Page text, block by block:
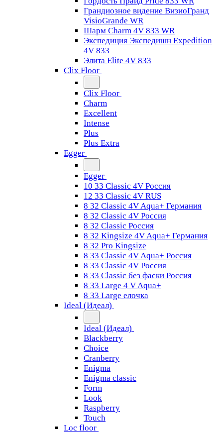
Грандиозное видение ВизиоГранд
VisioGrande WR
Шарм Charm 4V 833 WR
Экспедиция Экспедишн Expedition
4V 833
Элита Elite 4V 833
Clix Floor
Clix Floor
Charm
Excellent
Intense
Plus
Plus Extra
Egger
Egger
10 33 Classic 4V Россия
12 33 Classic 4V RUS
8 32 Classic 4V Aqua+ Германия
8 32 Classic 4V Россия
8 32 Classic Россия
8 32 Kingsize 4V Aqua+ Германия
8 32 Pro Kingsize
8 33 Classic 4V Aqua+ Россия
8 33 Classic 4V Россия
8 33 Classic без фаски Россия
8 33 Large 4 V Aqua+
8 33 Large елочка
Ideal (Идеал)
Ideal (Идеал)
Blackberry
Choice
Cranberry
Enigma
Enigma classic
Form
Look
Raspberry
Touch
Loc floor